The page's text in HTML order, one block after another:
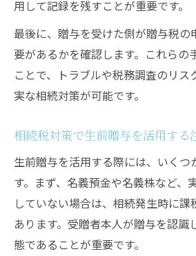
用して記録を残すことが重要です。
最後に、贈与を受けた側が贈与税の
要があるかを確認します。これらの
ことで、トラブルや税務調査のリス
実な相続対策が可能です。
相続税対策で生前贈与を活用する
生前贈与を活用する際には、いくつ
す。まず、名義預金や名義株など、
していない場合は、相続発生時に課
あります。受贈者本人が贈与を認識
態であることが重要です。